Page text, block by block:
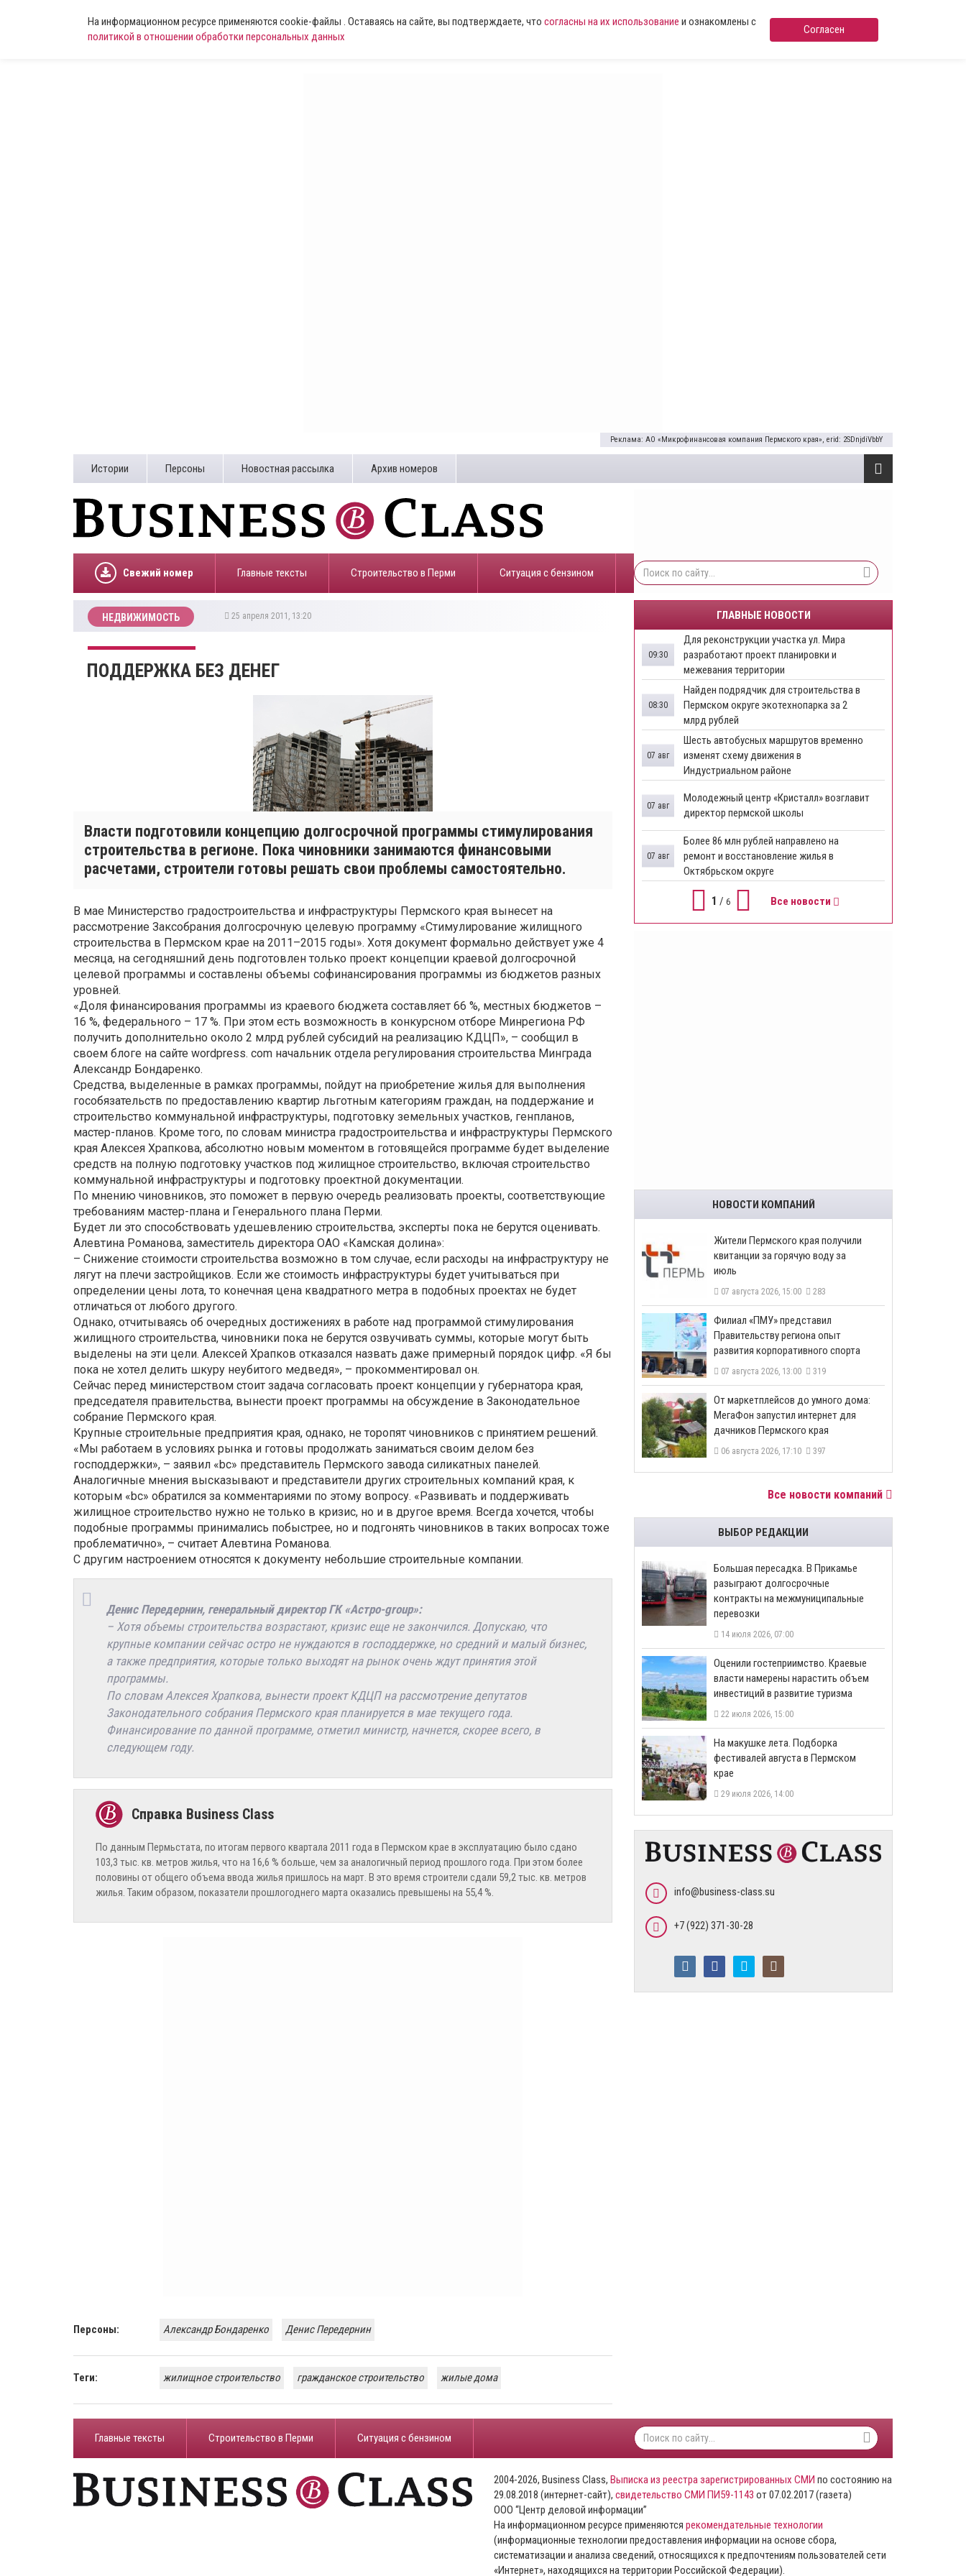
На информационном ресурсе применяются cookie-файлы . Оставаясь на сайте, вы подтверждаете, что согласны на их использование и ознакомлены с
политикой в отношении обработки персональных данных
Согласен
Реклама: АО «Микрофинансовая компания Пермского края», erid: 2SDnjdiVbbY
Истории Персоны Новостная рассылка Архив номеров
Свежий номер Главные тексты Строительство в Перми ​Ситуация с бензином
НЕДВИЖИМОСТЬ 25 апреля 2011, 13:20
ПОДДЕРЖКА БЕЗ ДЕНЕГ
Власти подготовили концепцию долгосрочной программы стимулирования
строительства в регионе. Пока чиновники занимаются финансовыми
расчетами, строители готовы решать свои проблемы самостоятельно.
В мае Министерство градостроительства и инфраструктуры Пермского края вынесет на
рассмотрение Заксобрания долгосрочную целевую программу «Стимулирование жилищного
строительства в Пермском крае на 2011–2015 годы». Хотя документ формально действует уже 4
месяца, на сегодняшний день подготовлен только проект концепции краевой долгосрочной
целевой программы и составлены объемы софинансирования программы из бюджетов разных
уровней.
«Доля финансирования программы из краевого бюджета составляет 66 %, местных бюджетов –
16 %, федерального – 17 %. При этом есть возможность в конкурсном отборе Минрегиона РФ
получить дополнительно около 2 млрд рублей субсидий на реализацию КДЦП», – сообщил в
своем блоге на сайте wordpress. com начальник отдела регулирования строительства Минграда
Александр Бондаренко.
Средства, выделенные в рамках программы, пойдут на приобретение жилья для выполнения
гособязательств по предоставлению квартир льготным категориям граждан, на поддержание и
строительство коммунальной инфраструктуры, подготовку земельных участков, генпланов,
мастер-планов. Кроме того, по словам министра градостроительства и инфраструктуры Пермского
края Алексея Храпкова, абсолютно новым моментом в готовящейся программе будет выделение
средств на полную подготовку участков под жилищное строительство, включая строительство
коммунальной инфраструктуры и подготовку проектной документации.
По мнению чиновников, это поможет в первую очередь реализовать проекты, соответствующие
требованиям мастер-плана и Генерального плана Перми.
Будет ли это способствовать удешевлению строительства, эксперты пока не берутся оценивать.
Алевтина Романова, заместитель директора ОАО «Камская долина»:
– Снижение стоимости строительства возможно в том случае, если расходы на инфраструктуру не
лягут на плечи застройщиков. Если же стоимость инфраструктуры будет учитываться при
определении цены лота, то конечная цена квадратного метра в подобных проектах не будет
отличаться от любого другого.
Однако, отчитываясь об очередных достижениях в работе над программой стимулирования
жилищного строительства, чиновники пока не берутся озвучивать суммы, которые могут быть
выделены на эти цели. Алексей Храпков отказался назвать даже примерный порядок цифр. «Я бы
пока не хотел делить шкуру неубитого медведя», – прокомментировал он.
Сейчас перед министерством стоит задача согласовать проект концепции у губернатора края,
председателя правительства, вынести проект программы на обсуждение в Законодательное
собрание Пермского края.
Крупные строительные предприятия края, однако, не торопят чиновников с принятием решений.
«Мы работаем в условиях рынка и готовы продолжать заниматься своим делом без
господдержки», – заявил «bc» представитель Пермского завода силикатных панелей.
Аналогичные мнения высказывают и представители других строительных компаний края, к
которым «bc» обратился за комментариями по этому вопросу. «Развивать и поддерживать
жилищное строительство нужно не только в кризис, но и в другое время. Всегда хочется, чтобы
подобные программы принимались побыстрее, но и подгонять чиновников в таких вопросах тоже
проблематично», – считает Алевтина Романова.
С другим настроением относятся к документу небольшие строительные компании.
Денис Передернин, генеральный директор ГК «Астро-group»:
– Хотя объемы строительства возрастают, кризис еще не закончился. Допускаю, что
крупные компании сейчас остро не нуждаются в господдержке, но средний и малый бизнес,
а также предприятия, которые только выходят на рынок очень ждут принятия этой
программы.
По словам Алексея Храпкова, вынести проект КДЦП на рассмотрение депутатов
Законодательного собрания Пермского края планируется в мае текущего года.
Финансирование по данной программе, отметил министр, начнется, скорее всего, в
следующем году.
По данным Пермьстата, по итогам первого квартала 2011 года в Пермском крае в эксплуатацию было сдано
103,3 тыс. кв. метров жилья, что на 16,6 % больше, чем за аналогичный период прошлого года. При этом более
половины от общего объема ввода жилья пришлось на март. В это время строители сдали 59,2 тыс. кв. метров
жилья. Таким образом, показатели прошлогоднего марта оказались превышены на 55,4 %.
Персоны: Александр Бондаренко Денис Передернин
Теги: жилищное строительство гражданское строительство жилые дома
ГЛАВНЫЕ НОВОСТИ
Для реконструкции участка ул. Мира
разработают проект планировки и
межевания территории
09:30
Найден подрядчик для строительства в
Пермском округе экотехнопарка за 2
млрд рублей
08:30
Шесть автобусных маршрутов временно
изменят схему движения в
Индустриальном районе
07 авг
Молодежный центр «Кристалл» возглавит
директор пермской школы
07 авг
Более 86 млн рублей направлено на
ремонт и восстановление жилья в
Октябрьском округе
07 авг
1 / 6 Все новости
НОВОСТИ КОМПАНИЙ
​Жители Пермского края получили
квитанции за горячую воду за
июль
07 августа 2026, 15:00 283
​Филиал «ПМУ» представил
Правительству региона опыт
развития корпоративного спорта
07 августа 2026, 13:00 319
От маркетплейсов до умного дома:
МегаФон запустил интернет для
дачников Пермского края
06 августа 2026, 17:10 397
Все новости компаний
ВЫБОР РЕДАКЦИИ
Большая пересадка. В Прикамье
разыграют долгосрочные
контракты на межмуниципальные
перевозки
14 июля 2026, 07:00
Оценили гостеприимство. Краевые
власти намерены нарастить объем
инвестиций в развитие туризма
22 июля 2026, 15:00
На макушке лета. Подборка
фестивалей августа в Пермском
крае
29 июля 2026, 14:00
info@business-class.su
+7 (922) 371-30-28
Главные тексты Строительство в Перми ​Ситуация с бензином
2004-2026, Business Class, Выписка из реестра зарегистрированных СМИ по состоянию на
29.08.2018 (интернет-сайт), свидетельство СМИ ПИ59-1143 от 07.02.2017 (газета)
ООО “Центр деловой информации”
На информационном ресурсе применяются рекомендательные технологии
(информационные технологии предоставления информации на основе сбора,
систематизации и анализа сведений, относящихся к предпочтениям пользователей сети
«Интернет», находящихся на территории Российской Федерации).